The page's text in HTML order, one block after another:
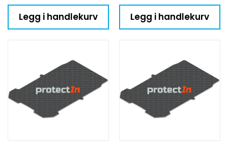
Legg i handlekurv Legg i handlekurv